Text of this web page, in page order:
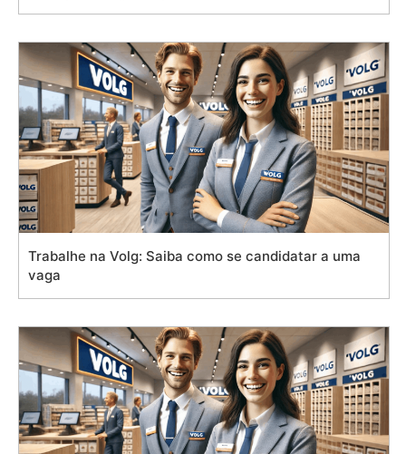
Trabalhe na Volg: Saiba como se candidatar a uma
vaga